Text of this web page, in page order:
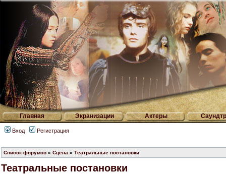
Главная Экранизации Актеры
Вход Регистрация
Список форумов » Сцена » Театральные постановки
Театральные постановки